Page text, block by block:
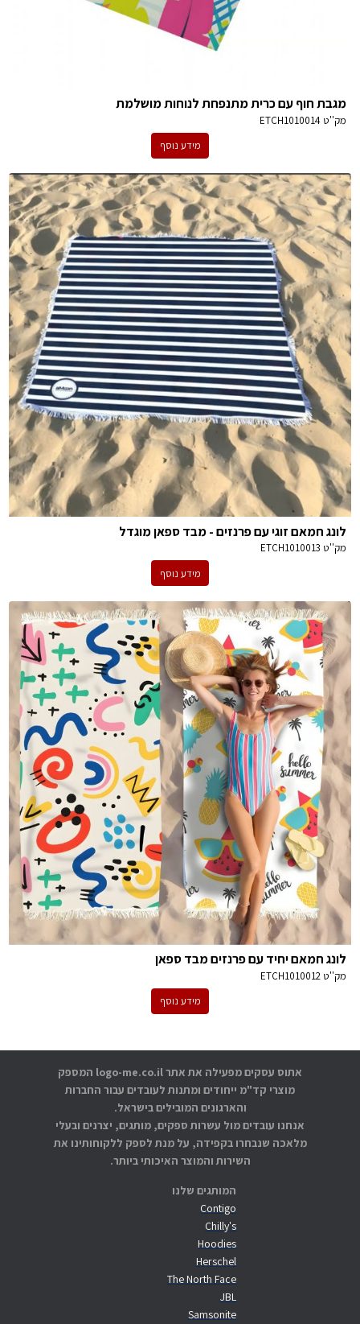
מגבת חוף עם כרית מתנפחת לנוחות מושלמת
מק''טETCH1010014
מידע נוסף
לונג חמאם זוגי עם פרנזים - מבד ספאן מוגדל
מק''ט ETCH1010013
מידע נוסף
לונג חמאם יחיד עם פרנזים מבד ספאן
מק''טETCH1010012
מידע נוסף
המותגים שלנו
Contigo
Chilly's
Hoodies
Herschel
The North Face
JBL
Samsonite
אתוס עסקים מפעילה את אתר logo-me.co.il המספק
מוצרי קד"מ ייחודים ומתנות לעובדים עבור החברות
והארגונים המובילים בישראל.
אנחנו עובדים מול עשרות ספקים, מותגים, יצרנים ובעלי
מלאכה שנבחרו בקפידה, על מנת לספק ללקוחותינו את
השירות והמוצר האיכותי ביותר.